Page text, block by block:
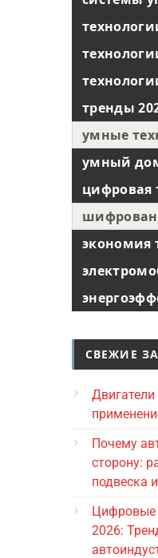
тренды
умные
умный
цифровая
экономия
СВЕЖИЕ
Почему
сторону:
подвеска
Цифровые
2026: